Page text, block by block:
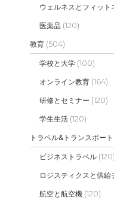
ウェルネスとフィット
医薬品 (120)
教育 (504)
学校と大学 (100)
オンライン教育 (164)
研修とセミナー (120)
学生生活 (120)
トラベル&トランスポート
ビジネストラベル (120)
ロジスティクスと供給
航空と航空機 (120)